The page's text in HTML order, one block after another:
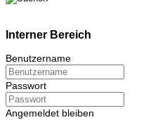
Interner Bereich
Benutzername
Passwort
Angemeldet bleiben